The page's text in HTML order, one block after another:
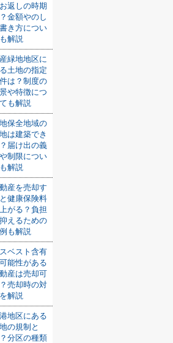
返しの時期
金額やのし
き方につい
解説
緑地地区に
土地の指定
は？制度の
や特徴につ
も解説
保全地域の
は建築でき
届け出の義
制限につい
解説
産を売却す
健康保険料
がる？負担
えるための
も解説
ベスト含有
能性がある
産は売却可
売却時の対
解説
地区にある
の規制と
分区の種類